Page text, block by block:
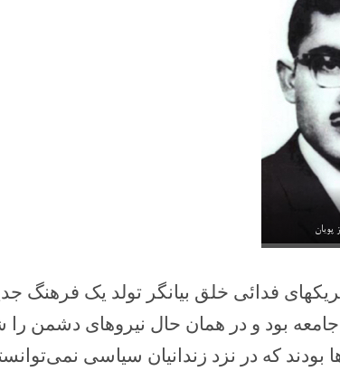
پویان
فدائی خلق بیانگر تولد یک فرهنگ
بود و در همان حال نیروهای دشمن را
که در نزد زندانیان سیاسی